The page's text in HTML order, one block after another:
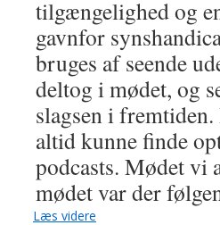
tilgængelighed og
gavnfor
bruges af seende
deltog i mødet, og
slagsen i
altid kunne finde
podcasts. Mødet vi
mødet var der
Læs videre